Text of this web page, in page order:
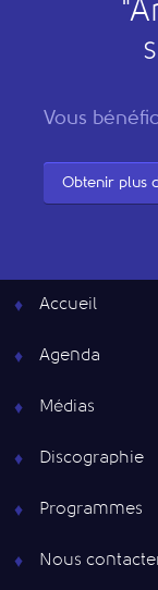
"A
Vous
Obtenir plus
Accueil
Agenda
Médias
Discographie
Programmes
Nous